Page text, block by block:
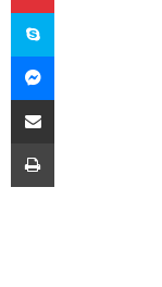
اشتراک